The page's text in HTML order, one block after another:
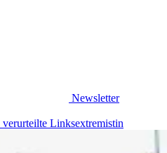
Newsletter
Linksextremistin